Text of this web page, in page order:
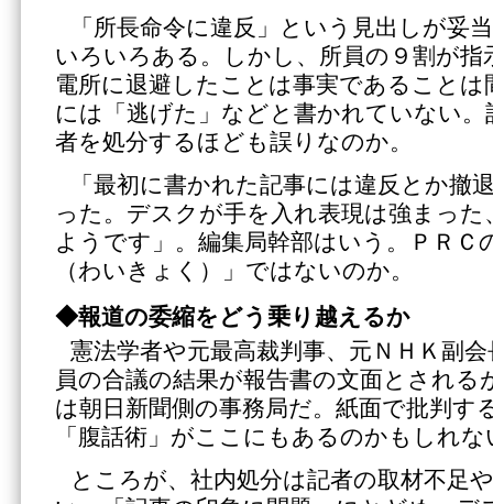
「所長命令に違反」という見出しが妥
いろいろある。しかし、所員の９割が指
電所に退避したことは事実であることは
には「逃げた」などと書かれていない。
者を処分するほども誤りなのか。
「最初に書かれた記事には違反とか撤
った。デスクが手を入れ表現は強まっ
ようです」。編集局幹部はいう。ＰＲＣ
（わいきょく）」ではないのか。
◆報道の委縮をどう乗り越えるか
憲法学者や元最高裁判事、元ＮＨＫ副
員の合議の結果が報告書の文面とされる
は朝日新聞側の事務局だ。紙面で批判す
「腹話術」がここにもあるのかもしれな
ところが、社内処分は記者の取材不足